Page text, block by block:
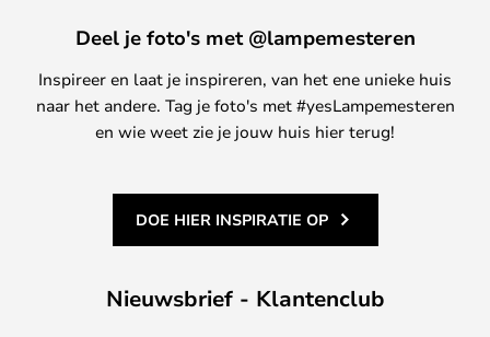
Deel je foto's met @lampemesteren
Inspireer en laat je inspireren, van het ene unieke huis
naar het andere. Tag je foto's met #yesLampemesteren
en wie weet zie je jouw huis hier terug!
DOE HIER INSPIRATIE OP
Nieuwsbrief - Klantenclub